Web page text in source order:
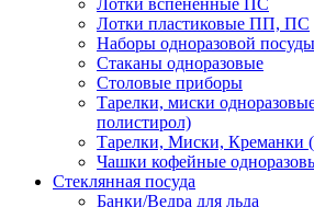
Лотки вспененные ПС
Лотки пластиковые ПП, ПС
Наборы одноразовой посуды
Стаканы одноразовые
Столовые приборы
Тарелки, миски
полистирол)
Тарелки, Миски, Креманки
Чашки кофейные
Стеклянная посуда
Банки/Ведра для льда